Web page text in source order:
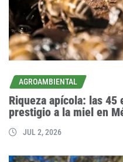
AGROAMBIENTAL
Riqueza apícola: las 45
prestigio a la miel en
JUL 2, 2026